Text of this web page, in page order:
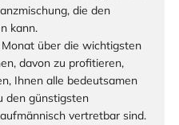
die den
kann.
über die wichtigsten
davon zu profitieren,
Ihnen alle bedeutsamen
den günstigsten
vertretbar sind.